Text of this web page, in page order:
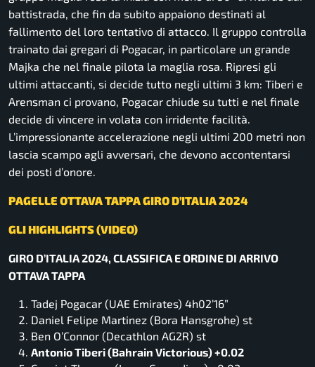
battistrada, che fin da subito appaiono destinati al
fallimento del loro tentativo di attacco. Il gruppo controlla
trainato dai gregari di Pogacar, in particolare un grande
Majka che nel finale pilota la maglia rosa. Ripresi gli
ultimi attaccanti, si decide tutto negli ultimi 3 km: Tiberi e
Arensman ci provano, Pogacar chiude su tutti e nel finale
decide di vincere in volata con irridente facilità.
L’impressionante accelerazione negli ultimi 200 metri non
lascia scampo agli avversari, che devono accontentarsi
dei posti d’onore.
PAGELLE OTTAVA TAPPA GIRO D’ITALIA 2024
GLI HIGHLIGHTS (VIDEO)
GIRO D’ITALIA 2024, CLASSIFICA E ORDINE DI ARRIVO
OTTAVA TAPPA
Tadej Pogacar (UAE Emirates) 4h02’16”
Daniel Felipe Martinez (Bora Hansgrohe) st
Ben O’Connor (Decathlon AG2R) st
Antonio Tiberi (Bahrain Victorious) +0.02